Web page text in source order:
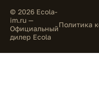
© 2026 Ecola-
im.ru —
Официальный
дилер Ecola
Политика